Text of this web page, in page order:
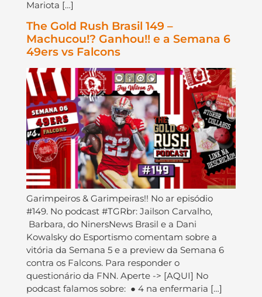
Mariota […]
The Gold Rush Brasil 149 –
Machucou!? Ganhou!! e a Semana 6
49ers vs Falcons
Garimpeiros & Garimpeiras!! No ar episódio
#149. No podcast #TGRbr: Jailson Carvalho,
Barbara, do NinersNews Brasil e a Dani
Kowalsky do Esportismo comentam sobre a
vitória da Semana 5 e a preview da Semana 6
contra os Falcons. Para responder o
questionário da FNN. Aperte -> [AQUI] No
podcast falamos sobre: ● 4 na enfermaria […]